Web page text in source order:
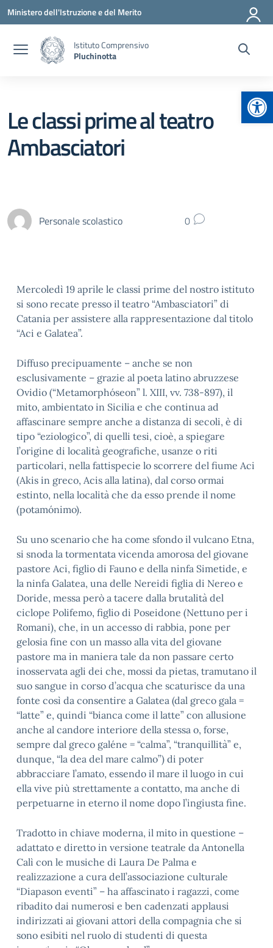
Vai ai contenuti
Vai al menu di navigazione
Vai al footer
Ministero dell'Istruzione e del Merito
Istituto Comprensivo
Pluchinotta
Le classi prime al teatro
Ambasciatori
Personale scolastico 0
Mercoledì 19 aprile le classi prime del nostro istituto
si sono recate presso il teatro “Ambasciatori” di
Catania per assistere alla rappresentazione dal titolo
“Aci e Galatea”.
Diffuso precipuamente – anche se non
esclusivamente – grazie al poeta latino abruzzese
Ovidio (“Metamorphóseon” l. XIII, vv. 738-897), il
mito, ambientato in Sicilia e che continua ad
affascinare sempre anche a distanza di secoli, è di
tipo “eziologico”, di quelli tesi, cioè, a spiegare
l’origine di località geografiche, usanze o riti
particolari, nella fattispecie lo scorrere del fiume Aci
(Akis in greco, Acis alla latina), dal corso ormai
estinto, nella località che da esso prende il nome
(potamónimo).
Su uno scenario che ha come sfondo il vulcano Etna,
si snoda la tormentata vicenda amorosa del giovane
pastore Aci, figlio di Fauno e della ninfa Simetide, e
la ninfa Galatea, una delle Nereidi figlia di Nereo e
Doride, messa però a tacere dalla brutalità del
ciclope Polifemo, figlio di Poseidone (Nettuno per i
Romani), che, in un accesso di rabbia, pone per
gelosia fine con un masso alla vita del giovane
pastore ma in maniera tale da non passare certo
inosservata agli dei che, mossi da pietas, tramutano il
suo sangue in corso d’acqua che scaturisce da una
fonte così da consentire a Galatea (dal greco gala =
“latte” e, quindi “bianca come il latte” con allusione
anche al candore interiore della stessa o, forse,
sempre dal greco galéne = “calma”, “tranquillità” e,
dunque, “la dea del mare calmo”) di poter
abbracciare l’amato, essendo il mare il luogo in cui
ella vive più strettamente a contatto, ma anche di
perpetuarne in eterno il nome dopo l’ingiusta fine.
Tradotto in chiave moderna, il mito in questione –
adattato e diretto in versione teatrale da Antonella
Calì con le musiche di Laura De Palma e
realizzazione a cura dell’associazione culturale
“Diapason eventi” – ha affascinato i ragazzi, come
ribadito dai numerosi e ben cadenzati applausi
indirizzati ai giovani attori della compagnia che si
sono esibiti nel ruolo di studenti di questa